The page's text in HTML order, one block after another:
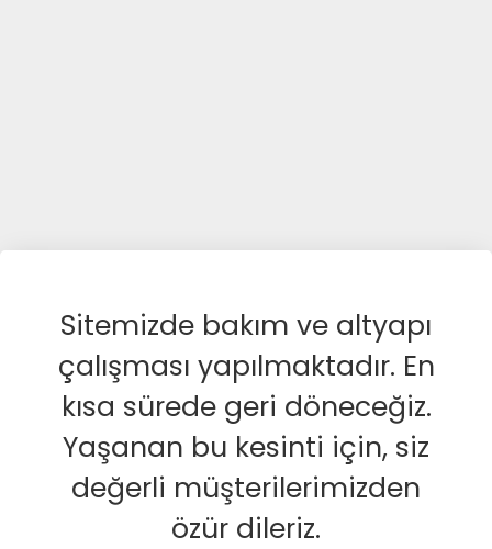
Sitemizde bakım ve altyapı
çalışması yapılmaktadır. En
kısa sürede geri döneceğiz.
Yaşanan bu kesinti için, siz
değerli müşterilerimizden
özür dileriz.